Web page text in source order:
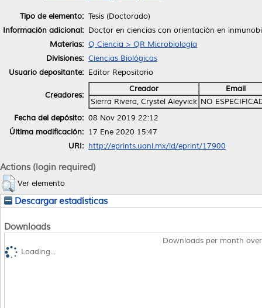
Tipo de elemento: Tesis (Doctorado)
Información adicional: Doctor en ciencias con orientación en
Materias: Q Ciencia > QR Microbiología
Divisiones: Ciencias Biológicas
Usuario depositante: Editor Repositorio
Creadores:
Creador
Email
Sierra Rivera, Crystel Aleyvick NO
Fecha del depósito: 08 Nov 2019 22:12
Última modificación: 17 Ene 2020 15:47
URI: http://eprints.uanl.mx/id/eprint/17900
Actions (login required)
Ver elemento
Descargar estadísticas
Downloads
Downloads per month
Loading...